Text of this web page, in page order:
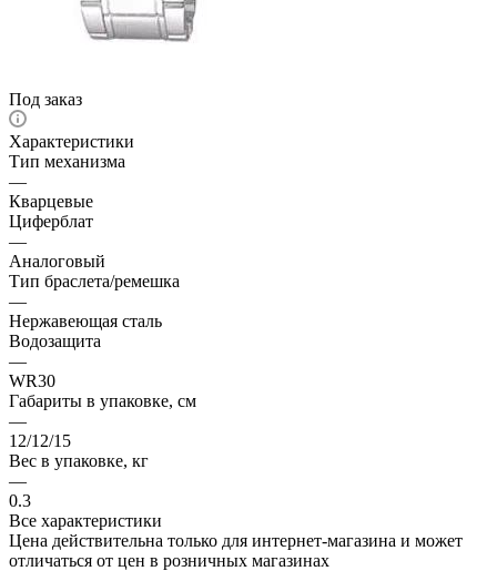
Под заказ
Характеристики
Тип механизма
—
Кварцевые
Циферблат
—
Аналоговый
Тип браслета/ремешка
—
Нержавеющая сталь
Водозащита
—
WR30
Габариты в упаковке, см
—
12/12/15
Вес в упаковке, кг
—
0.3
Все характеристики
Цена действительна только для интернет-магазина и может
отличаться от цен в розничных магазинах